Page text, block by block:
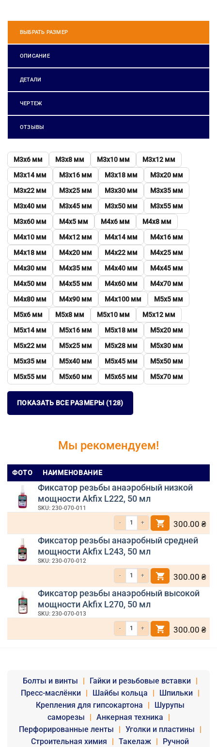
ВЫБРАТЬ РАЗМЕР
ОПИСАНИЕ
ДЕТАЛИ
ЧЕРТЕЖ
ОТЗЫВЫ
М3х6 мм М3х8 мм М3х10 мм
М3х12 мм
М3х14 мм
М3х16 мм М3х18 мм
М3х20 мм
М3х22 мм
М3х25 мм М3х30 мм
М3х35 мм
М3х40 мм
М3х45 мм М3х50 мм
М3х55 мм
М3х60 мм
М4х5 мм М4х6 мм
М4х8 мм
М4х10 мм
М4х12 мм М4х14 мм
М4х16 мм
М4х18 мм
М4х20 мм М4х22 мм
М4х25 мм
М4х30 мм
М4х35 мм М4х40 мм
М4х45 мм
М4х50 мм
М4х55 мм М4х60 мм
М4х70 мм
М4х80 мм
М4х90 мм М4х100 мм
М5х5 мм
М5х6 мм
М5х8 мм М5х10 мм
М5х12 мм
М5х14 мм
М5х16 мм М5х18 мм
М5х20 мм
М5х22 мм
М5х25 мм М5х28 мм
М5х30 мм
М5х35 мм
М5х40 мм М5х45 мм
М5х50 мм
М5х55 мм
М5х60 мм М5х65 мм М5х70 мм
ПОКАЗАТЬ ВСЕ РАЗМЕРЫ (128)
Мы рекомендуем!
ФОТО НАИМЕНОВАНИЕ
Фиксатор резьбы анаэробный низкой
мощности Akfix L222, 50 мл
SKU: 230-070-011
Количество товара Фиксатор резьбы
300.00 ₴
Фиксатор резьбы анаэробный средней
мощности Akfix L243, 50 мл
SKU: 230-070-012
Количество товара Фиксатор резьбы
300.00 ₴
Фиксатор резьбы анаэробный высокой
мощности Akfix L270, 50 мл
SKU: 230-070-013
Количество товара Фиксатор резьбы
300.00 ₴
Болты и винты | Гайки и резьбовые вставки
|
Пресс-маслёнки
| Шайбы кольца | Шпильки
|
Крепления для гипсокартона
|
Шурупы
саморезы
| Анкерная техника
|
Перфорированные ленты
| Уголки и пластины
|
Строительная химия
| Такелаж |
Ручной